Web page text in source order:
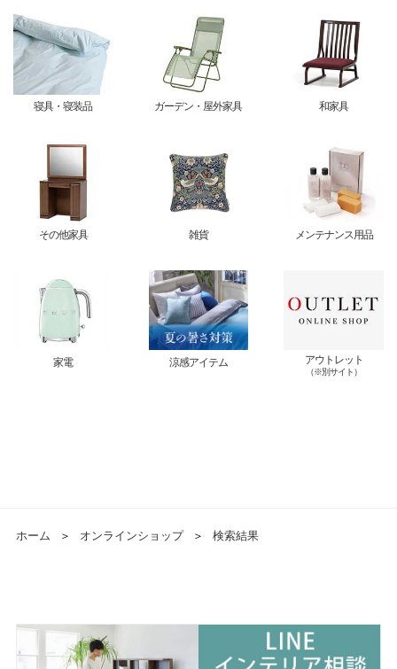
寝具・寝装品 ガーデン・屋外家具 和家具
その他家具 雑貨 メンテナンス用品
家電 涼感アイテム アウトレット
（※別サイト）
ホーム ＞ オンラインショップ ＞ 検索結果